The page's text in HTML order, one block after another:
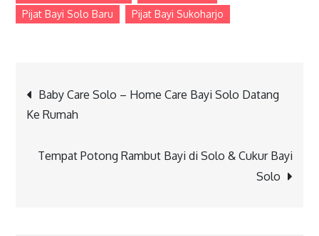
Pijat Bayi Solo Baru Pijat Bayi Sukoharjo
Post
Baby Care Solo – Home Care Bayi Solo Datang
Ke Rumah
Tempat Potong Rambut Bayi di Solo & Cukur Bayi
Solo